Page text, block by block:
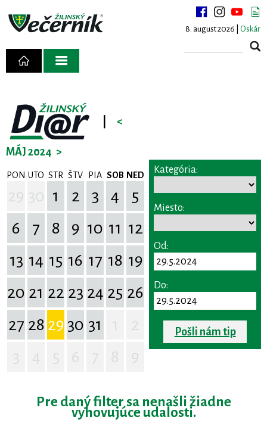
8. august 2026 | Oskár
<
MÁJ 2024 >
PON UTO STR ŠTV PIA SOB NED
1 2 3 4
5
6
7 8 9 10 11 12
13 14 15 16 17 18 19
20 21 22 23 24 25 26
27 28 29 30 31
Kategória:
Miesto:
Od:
Do:
Pošli nám tip
Pre daný filter sa nenašli žiadne
vyhovujúce udalosti.